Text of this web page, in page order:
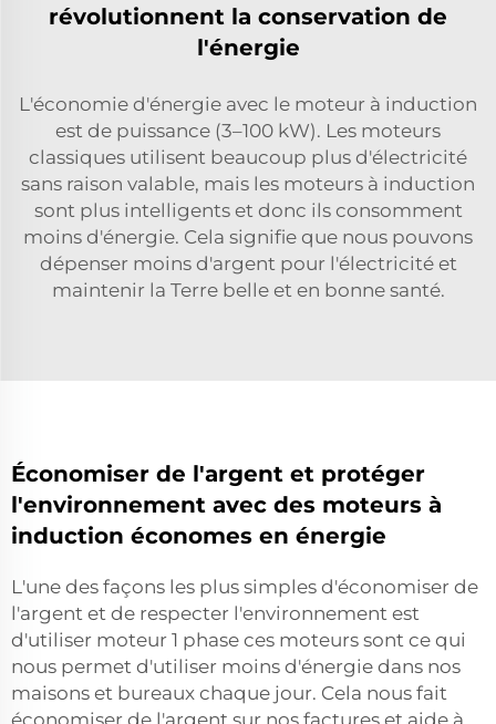
révolutionnent la conservation de
l'énergie
L'économie d'énergie avec le moteur à induction
est de puissance (3–100 kW). Les moteurs
classiques utilisent beaucoup plus d'électricité
sans raison valable, mais les moteurs à induction
sont plus intelligents et donc ils consomment
moins d'énergie. Cela signifie que nous pouvons
dépenser moins d'argent pour l'électricité et
maintenir la Terre belle et en bonne santé.
Économiser de l'argent et protéger
l'environnement avec des moteurs à
induction économes en énergie
L'une des façons les plus simples d'économiser de
l'argent et de respecter l'environnement est
d'utiliser moteur 1 phase ces moteurs sont ce qui
nous permet d'utiliser moins d'énergie dans nos
maisons et bureaux chaque jour. Cela nous fait
économiser de l'argent sur nos factures et aide à